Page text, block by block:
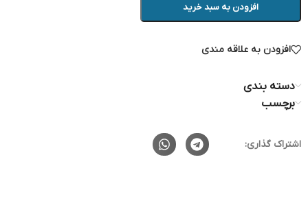
افزودن به سبد خرید
افزودن به علاقه مندی
دسته بندی
برچسب
اشتراک گذاری: